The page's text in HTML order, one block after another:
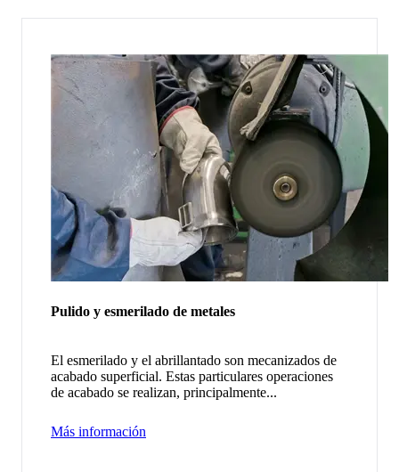
Pulido y esmerilado de metales
El esmerilado y el abrillantado son mecanizados de
acabado superficial. Estas particulares operaciones
de acabado se realizan, principalmente...
Más información